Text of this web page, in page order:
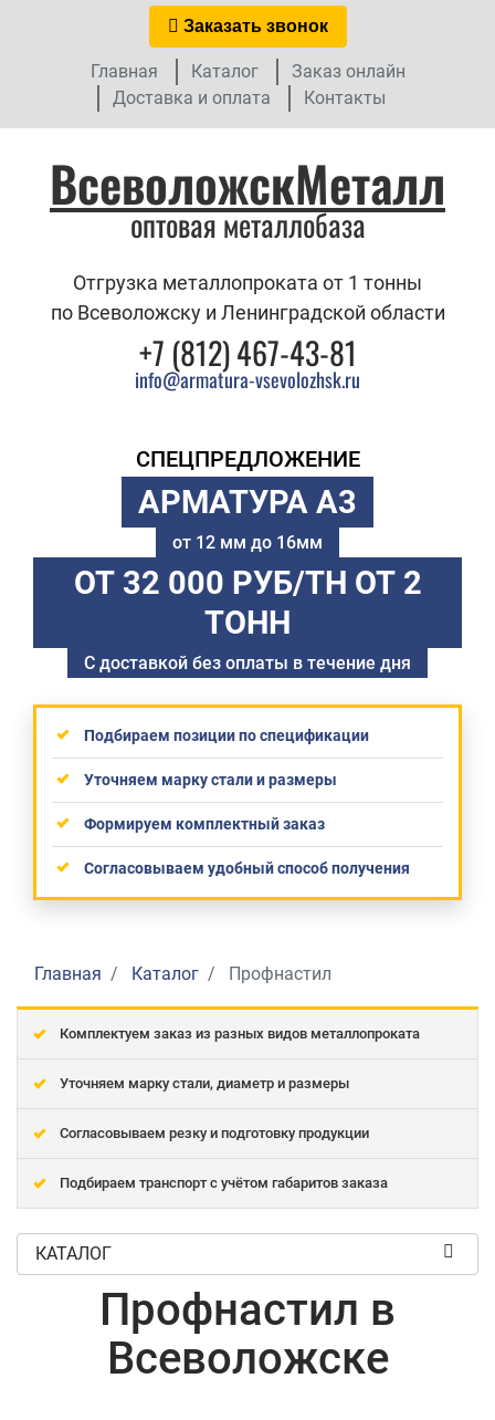
Заказать звонок
Главная Каталог
Заказ онлайн
Доставка и оплата
Контакты
ВсеволожскМеталл
оптовая металлобаза
Отгрузка металлопроката от 1 тонны
по Всеволожску и Ленинградской области
+7 (812) 467-43-81
info@armatura-vsevolozhsk.ru
СПЕЦПРЕДЛОЖЕНИЕ
АРМАТУРА А3
от 12 мм до 16мм
ОТ 32 000 РУБ/ТН ОТ 2
ТОНН
С доставкой без оплаты в течение дня
Подбираем позиции по спецификации
Уточняем марку стали и размеры
Формируем комплектный заказ
Согласовываем удобный способ получения
Главная Каталог Профнастил
Комплектуем заказ из разных видов металлопроката
Уточняем марку стали, диаметр и размеры
Согласовываем резку и подготовку продукции
Подбираем транспорт с учётом габаритов заказа
КАТАЛОГ
Профнастил в
Всеволожске